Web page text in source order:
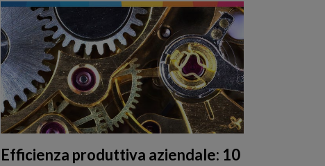
Efficienza produttiva aziendale: 10